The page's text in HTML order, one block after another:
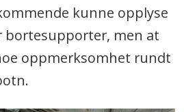
kunne opplyse
bortesupporter, men at
oppmerksomhet rundt